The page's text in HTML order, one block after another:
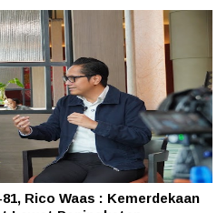
Rico Waas : Kemerdekaan